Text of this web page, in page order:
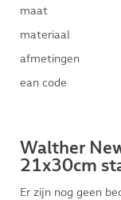
maat
materiaal
afmetingen
ean code
Walther
21x30cm
Er zijn nog geen